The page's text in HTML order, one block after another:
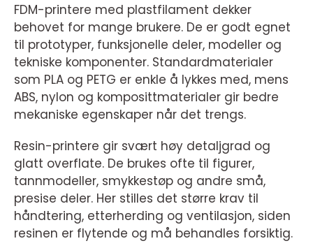
FDM-printere med plastfilament dekker
behovet for mange brukere. De er godt egnet
til prototyper, funksjonelle deler, modeller og
tekniske komponenter. Standardmaterialer
som PLA og PETG er enkle å lykkes med, mens
ABS, nylon og komposittmaterialer gir bedre
mekaniske egenskaper når det trengs.
Resin-printere gir svært høy detaljgrad og
glatt overflate. De brukes ofte til figurer,
tannmodeller, smykkestøp og andre små,
presise deler. Her stilles det større krav til
håndtering, etterherding og ventilasjon, siden
resinen er flytende og må behandles forsiktig.